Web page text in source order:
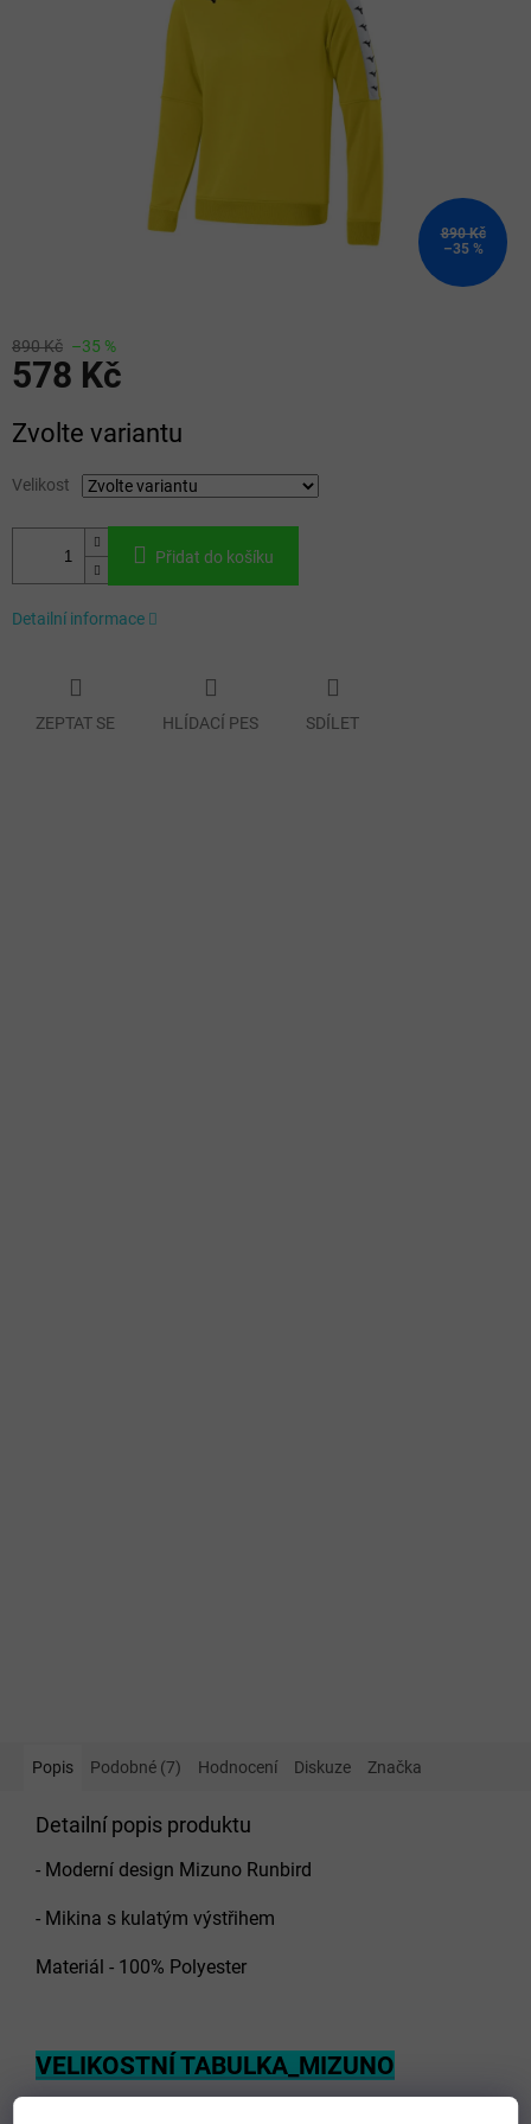
890 Kč
–35 %
890 Kč –35 %
578 Kč
cena:
Zvolte variantu
Velikost
Přidat do košíku
Detailní informace
ZEPTAT SE HLÍDACÍ PES SDÍLET
Popis Podobné (7) Hodnocení Diskuze Značka
Detailní popis produktu
- Moderní design Mizuno Runbird
- Mikina s kulatým výstřihem
Materiál - 100% Polyester
VELIKOSTNÍ TABULKA_MIZUNO